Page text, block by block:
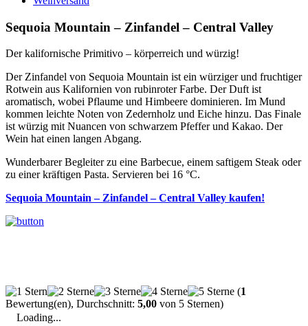
Sequoia Mountain – Zinfandel – Central Valley
Der kalifornische Primitivo – körperreich und würzig!
Der Zinfandel von Sequoia Mountain ist ein würziger und fruchtiger
Rotwein aus Kalifornien von rubinroter Farbe. Der Duft ist
aromatisch, wobei Pflaume und Himbeere dominieren. Im Mund
kommen leichte Noten von Zedernholz und Eiche hinzu. Das Finale
ist würzig mit Nuancen von schwarzem Pfeffer und Kakao. Der
Wein hat einen langen Abgang.
Wunderbarer Begleiter zu eine Barbecue, einem saftigem Steak oder
zu einer kräftigen Pasta. Servieren bei 16 °C.
Sequoia Mountain – Zinfandel – Central Valley kaufen!
(1
Bewertung(en), Durchschnitt: 5,00 von 5 Sternen)
Loading...